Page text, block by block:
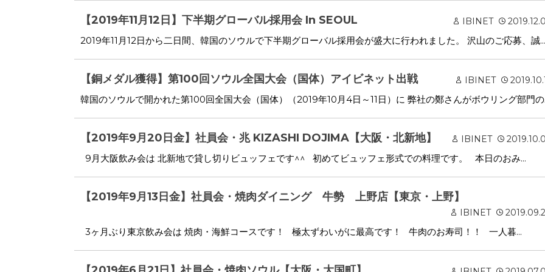
【2019年11月12日】下半期グローバル採用会 In SEOUL IBINET
2019年11月12日から二日間、韓国のソウルで下半期グローバル採用会が盛大に行われました。 沢山のご応募、誠...
【銅メダル獲得】第100回ソウル全国大会（国体）アイビネット出戦 IBINET
韓国のソウルで開かれた第100回全国大会（国体）（2019年10月4日～11日）に 弊社の鄭さんがボウリング部門の
【2019年9月20日金】社員会・兆 KIZASHI DOJIMA【大阪・北新地】 IBINET
9月大阪飲み会は 北新地で貸し切りビュッフェです^^ 初めてビュッフェ形式での料理です。 本日のおみ...
【2019年9月13日金】社員会・焼肉ダイニング 牛勢 上野店【東京・上野】
IBINET
3ヶ月ぶり東京飲み会は 焼肉・海鮮コースです！ 極太ずわいがに最高です！ 牛肉のお寿司！！ 一人暮...